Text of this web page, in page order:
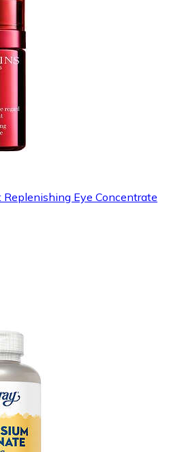
Eye Concentrate